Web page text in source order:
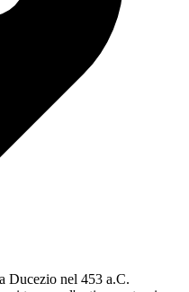
Ducezio nel 453 a.C.